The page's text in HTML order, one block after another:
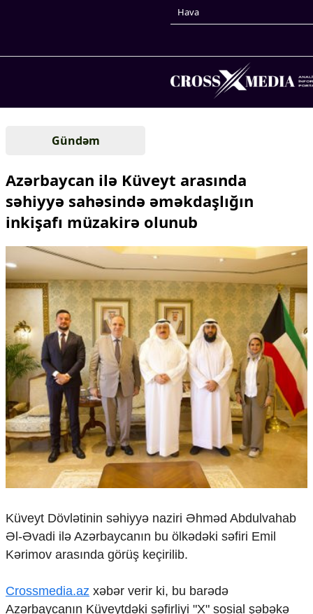
Hava
Xarici xəbərlər
Cənubi Qafqaz
Türk Dünyası
Avropa
Amerika
Asiya
Afrika
Çarpaz baxış
Təhlil
Siyasi
Geosiyasi
İqtisadi
Sosioloji
Araşdırma
Multimedia
Foto
Video
Podcast
Humanitar
Mədəniyyət
Diaspor
Gündəm
Azərbaycan ilə Küveyt arasında
səhiyyə sahəsində əməkdaşlığın
inkişafı müzakirə olunub
Küveyt Dövlətinin səhiyyə naziri Əhməd Abdulvahab
Əl-Əvadi ilə Azərbaycanın bu ölkədəki səfiri Emil
Kərimov arasında görüş keçirilib.
Crossmedia.az xəbər verir ki, bu barədə
Azərbaycanın Küveytdəki səfirliyi "X" sosial şəbəkə